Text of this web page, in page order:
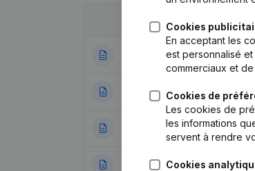
04-09-2024
06-01-2022
04-11-2021
21-12-2020
Cookies
En acceptant les
est personnalisé
commerciaux et
Cookies de
Les cookies de
les informations
servent à rendre
Cookies